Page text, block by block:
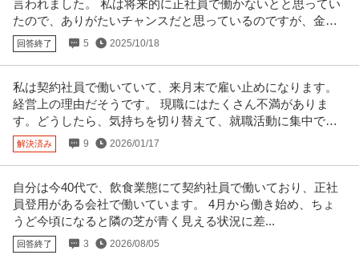
言われました。 私は将来的に正社員で働かないとと思ってい
たので、ありがたいチャンスだと思っているのですが、金銭
面で悩みどころです。
回答終了 5 2025/10/18
私は契約社員で働いていて、来月末で雇い止めになります。
経営上の理由だそうです。 現職にはたくさん不満がありま
す。どうしたら、気持ちを切り替えて、就職活動に集中でき
るでしょうか。
解決済み 9 2026/01/17
自分は今40代で、飲食業態にて契約社員で働いており、正社
員登用がある会社で働いています。 4月から働き始め、ちょ
うど今頃になると隣の芝が青く見える状況に差...
回答終了 3 2026/08/05